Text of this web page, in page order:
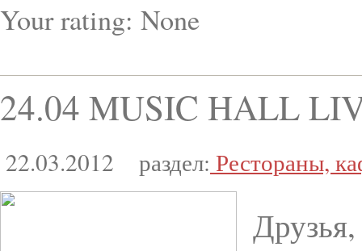
Your rating: None
24.04 MUSIC HALL
22.03.2012 раздел: Рестораны,